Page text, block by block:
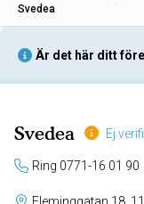
Svedea
Är det här ditt
Svedea Ej
Ring 0771-16 01 90